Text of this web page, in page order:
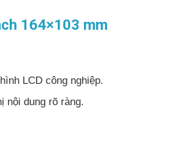
164×103 mm
LCD công nghiệp.
nội dung rõ ràng.